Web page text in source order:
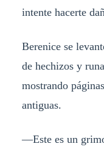
intente hacerte
Berenice se
de hechizos y
mostrando
antiguas.
—Este es un